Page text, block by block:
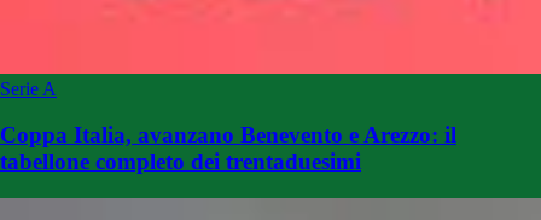
Serie A
Coppa Italia, avanzano Benevento e Arezzo: il
tabellone completo dei trentaduesimi